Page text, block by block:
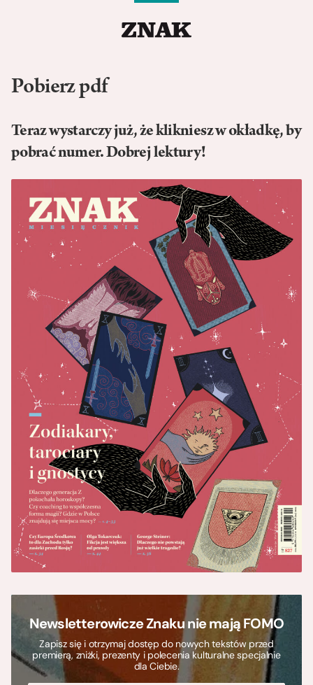
Pobierz pdf
Teraz wystarczy już, że klikniesz w okładkę, by
pobrać numer. Dobrej lektury!
Newsletterowicze Znaku nie mają FOMO
Zapisz się i otrzymaj dostęp do nowych tekstów przed
premierą, zniżki, prezenty i polecenia kulturalne specjalnie
dla Ciebie.